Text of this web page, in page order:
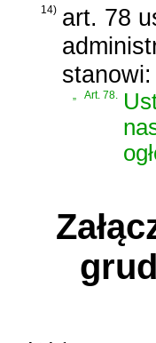
14) art. 78
stanowi:
Art. 78.